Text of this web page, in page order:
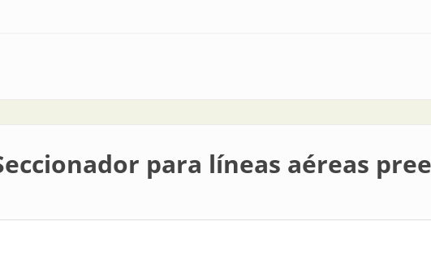
de red inteligente
para líneas aéreas